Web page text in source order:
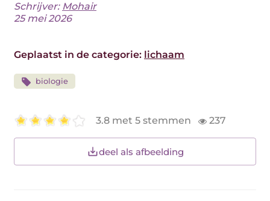
Schrijver: Mohair
25 mei 2026
Geplaatst in de categorie: lichaam
biologie
3.8 met 5 stemmen 237
deel als afbeelding